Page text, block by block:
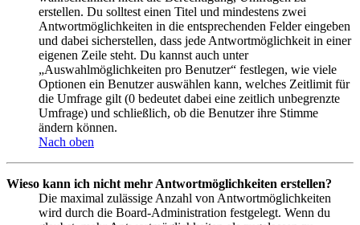
erstellen. Du solltest einen Titel und mindestens zwei
Antwortmöglichkeiten in die entsprechenden Felder eingeben
und dabei sicherstellen, dass jede Antwortmöglichkeit in einer
eigenen Zeile steht. Du kannst auch unter
„Auswahlmöglichkeiten pro Benutzer“ festlegen, wie viele
Optionen ein Benutzer auswählen kann, welches Zeitlimit für
die Umfrage gilt (0 bedeutet dabei eine zeitlich unbegrenzte
Umfrage) und schließlich, ob die Benutzer ihre Stimme
ändern können.
Nach oben
Wieso kann ich nicht mehr Antwortmöglichkeiten erstellen?
Die maximal zulässige Anzahl von Antwortmöglichkeiten
wird durch die Board-Administration festgelegt. Wenn du